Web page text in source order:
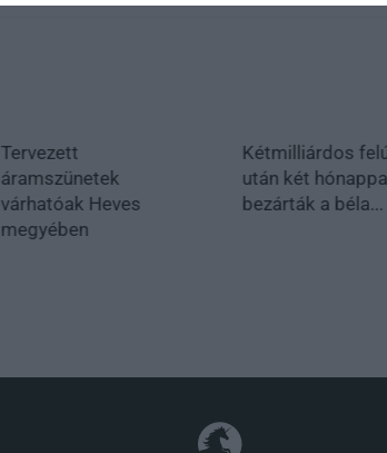
Tervezett
áramszünetek
várhatóak Heves
megyében
Kétmilliárdos
után két
bezárták a béla...